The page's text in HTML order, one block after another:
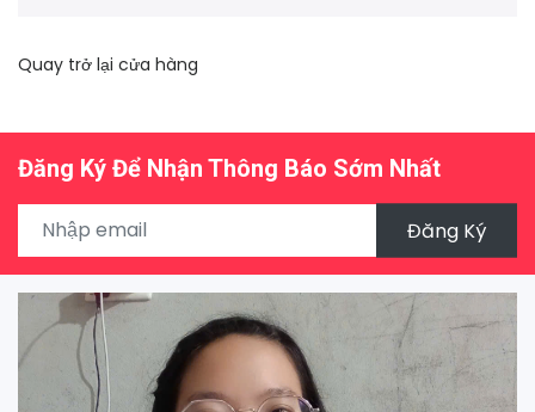
Quay trở lại cửa hàng
Đăng Ký Để Nhận Thông Báo Sớm Nhất
Đăng Ký